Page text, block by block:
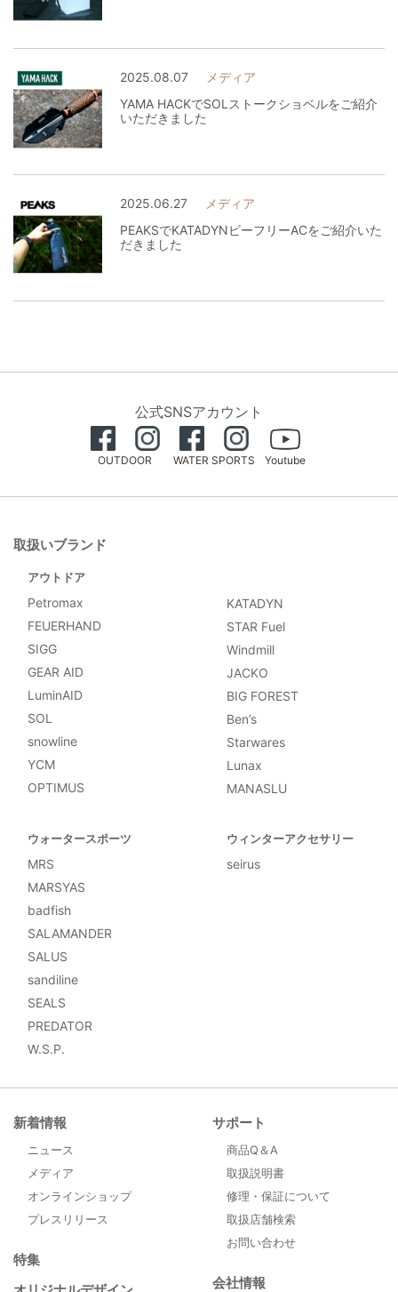
2025.08.07
メディア
YAMA HACKでSOLストークショベルをご紹介
いただきました
2025.06.27
メディア
PEAKSでKATADYNビーフリーACをご紹介いた
だきました
公式SNSアカウント
OUTDOOR WATER SPORTS Youtube
新着情報
ニュース
メディア
オンラインショップ
プレスリリース
特集
サポート
商品Q＆A
取扱説明書
修理・保証について
取扱店舗検索
お問い合わせ
会社情報
取扱いブランド
アウトドア
Petromax
FEUERHAND
SIGG
GEAR AID
LuminAID
SOL
snowline
YCM
OPTIMUS
KATADYN
STAR Fuel
Windmill
JACKO
BIG FOREST
Ben’s
Starwares
Lunax
MANASLU
ウォータースポーツ
MRS
MARSYAS
badfish
SALAMANDER
SALUS
sandiline
SEALS
PREDATOR
W.S.P.
ウィンターアクセサリー
seirus